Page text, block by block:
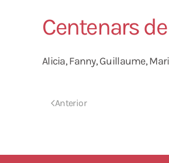
Centenars
Alicia, Fanny, Guillaume,
Anterior